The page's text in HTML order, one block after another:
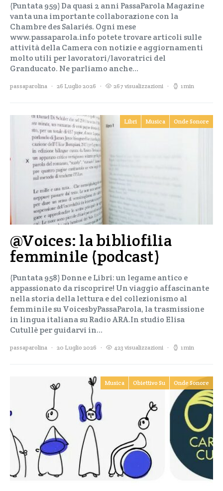
(Puntata 959) Da quasi 2 anni PassaParola Magazine
vanta una importante collaborazione con la
Chambre des Salariés. Ogni mese
www.passaparola.info potete trovare articoli sulle
attività della Camera con notizie e aggiornamenti
molto utili per lavoratori/lavoratrici del
Granducato. Ne parliamo anche…
passaparolina 26 Luglio 2026 267 visualizzazioni 1 min
Libri Musica Onde Sonore
@Voices: la bibliofilia
femminile (podcast)
(Puntata 958) Donne e Libri: un legame antico e
appassionato da riscoprire! Un viaggio affascinante
nella storia della lettura e del collezionismo al
femminile su VoicesbyPassaParola, la trasmissione
in lingua italiana su Radio ARA.In studio Elisa
Cutullè per guidarvi in…
passaparolina 20 Luglio 2026 423 visualizzazioni 1 min
Musica Obiettivo Su Onde Sonore